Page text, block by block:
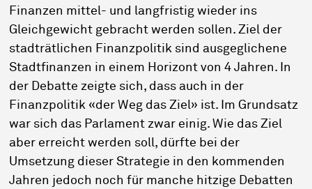
Finanzen mittel- und langfristig wieder ins
Gleichgewicht gebracht werden sollen. Ziel der
stadträtlichen Finanzpolitik sind ausgeglichene
Stadtfinanzen in einem Horizont von 4 Jahren. In
der Debatte zeigte sich, dass auch in der
Finanzpolitik «der Weg das Ziel» ist. Im Grundsatz
war sich das Parlament zwar einig. Wie das Ziel
aber erreicht werden soll, dürfte bei der
Umsetzung dieser Strategie in den kommenden
Jahren jedoch noch für manche hitzige Debatten